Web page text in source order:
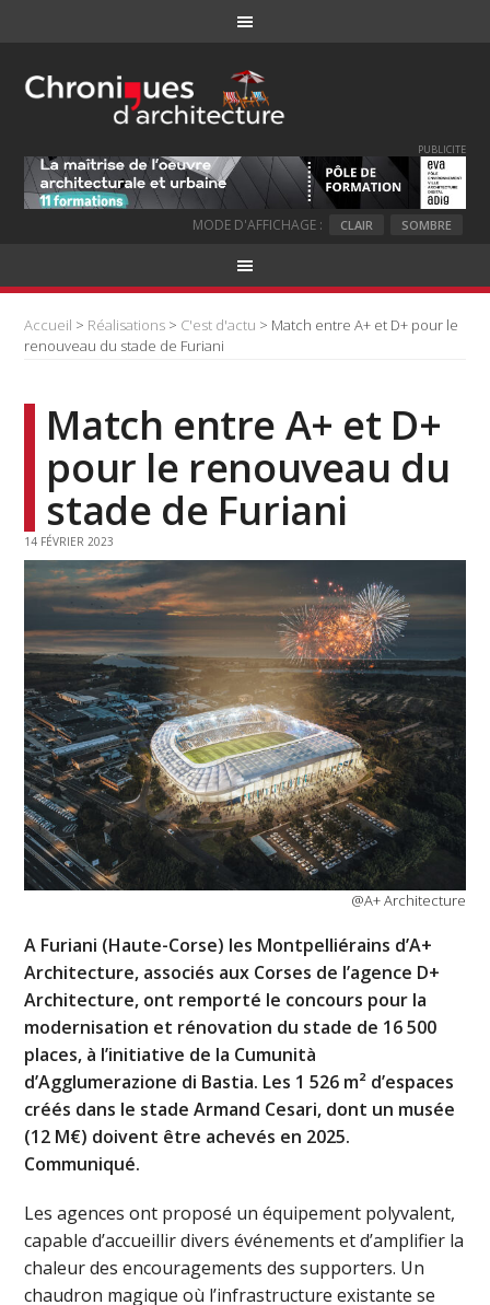
PUBLICITE
MODE D'AFFICHAGE : CLAIR SOMBRE
Accueil > Réalisations > C'est d'actu > Match entre A+ et D+ pour le
renouveau du stade de Furiani
Match entre A+ et D+
pour le renouveau du
stade de Furiani
14 FÉVRIER 2023
@A+ Architecture
A Furiani (Haute-Corse) les Montpelliérains d’A+
Architecture, associés aux Corses de l’agence D+
Architecture, ont remporté le concours pour la
modernisation et rénovation du stade de 16 500
places, à l’initiative de la Cumunità
d’Agglumerazione di Bastia. Les 1 526 m² d’espaces
créés dans le stade Armand Cesari, dont un musée
(12 M€) doivent être achevés en 2025.
Communiqué.
Les agences ont proposé un équipement polyvalent,
capable d’accueillir divers événements et d’amplifier la
chaleur des encouragements des supporters. Un
chaudron magique où l’infrastructure existante se